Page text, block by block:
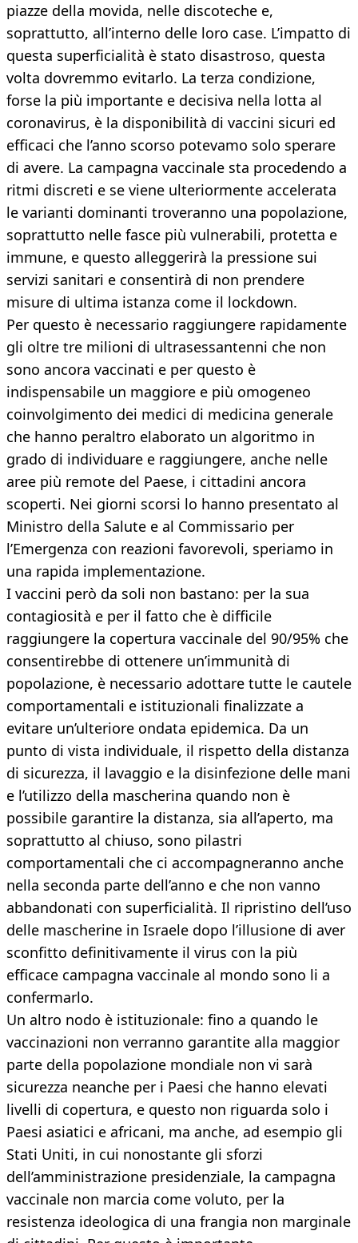
piazze della movida, nelle discoteche e,
soprattutto, all’interno delle loro case. L’impatto di
questa superficialità è stato disastroso, questa
volta dovremmo evitarlo. La terza condizione,
forse la più importante e decisiva nella lotta al
coronavirus, è la disponibilità di vaccini sicuri ed
efficaci che l’anno scorso potevamo solo sperare
di avere. La campagna vaccinale sta procedendo a
ritmi discreti e se viene ulteriormente accelerata
le varianti dominanti troveranno una popolazione,
soprattutto nelle fasce più vulnerabili, protetta e
immune, e questo alleggerirà la pressione sui
servizi sanitari e consentirà di non prendere
misure di ultima istanza come il lockdown.
Per questo è necessario raggiungere rapidamente
gli oltre tre milioni di ultrasessantenni che non
sono ancora vaccinati e per questo è
indispensabile un maggiore e più omogeneo
coinvolgimento dei medici di medicina generale
che hanno peraltro elaborato un algoritmo in
grado di individuare e raggiungere, anche nelle
aree più remote del Paese, i cittadini ancora
scoperti. Nei giorni scorsi lo hanno presentato al
Ministro della Salute e al Commissario per
l’Emergenza con reazioni favorevoli, speriamo in
una rapida implementazione.
I vaccini però da soli non bastano: per la sua
contagiosità e per il fatto che è difficile
raggiungere la copertura vaccinale del 90/95% che
consentirebbe di ottenere un’immunità di
popolazione, è necessario adottare tutte le cautele
comportamentali e istituzionali finalizzate a
evitare un’ulteriore ondata epidemica. Da un
punto di vista individuale, il rispetto della distanza
di sicurezza, il lavaggio e la disinfezione delle mani
e l’utilizzo della mascherina quando non è
possibile garantire la distanza, sia all’aperto, ma
soprattutto al chiuso, sono pilastri
comportamentali che ci accompagneranno anche
nella seconda parte dell’anno e che non vanno
abbandonati con superficialità. Il ripristino dell’uso
delle mascherine in Israele dopo l’illusione di aver
sconfitto definitivamente il virus con la più
efficace campagna vaccinale al mondo sono li a
confermarlo.
Un altro nodo è istituzionale: fino a quando le
vaccinazioni non verranno garantite alla maggior
parte della popolazione mondiale non vi sarà
sicurezza neanche per i Paesi che hanno elevati
livelli di copertura, e questo non riguarda solo i
Paesi asiatici e africani, ma anche, ad esempio gli
Stati Uniti, in cui nonostante gli sforzi
dell’amministrazione presidenziale, la campagna
vaccinale non marcia come voluto, per la
resistenza ideologica di una frangia non marginale